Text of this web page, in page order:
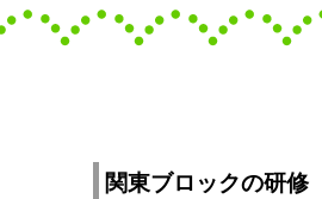
関東ブロックの研修